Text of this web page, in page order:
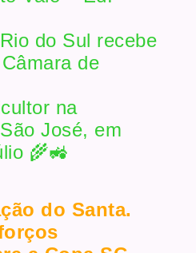
do Sul recebe
de
na
José, em
🌾🚜
do Santa.